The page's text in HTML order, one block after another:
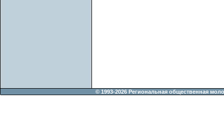
© 1993-2026 Региональная общественная